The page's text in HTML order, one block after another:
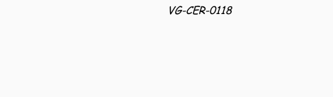
VG-CER-0118